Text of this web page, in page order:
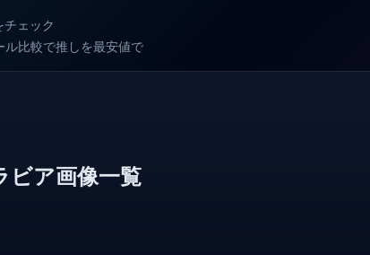
ェック
比較で推しを最安値で
ビア画像一覧